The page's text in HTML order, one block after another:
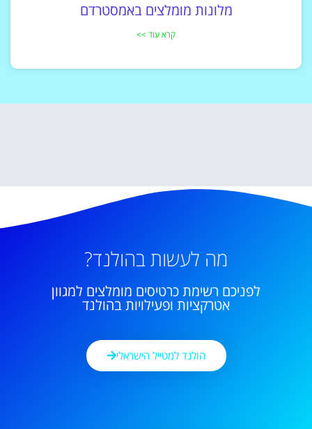
מלונות מומלצים באמסטרדם
קרא עוד >>
מה לעשות בהולנד?
לפניכם רשימת כרטיסים מומלצים למגוון
אטרקציות ופעילויות בהולנד
הולנד למטייל הישראלי